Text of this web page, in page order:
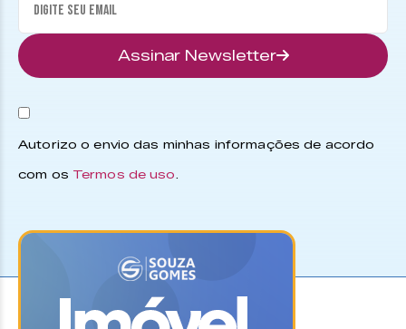
Assinar Newsletter
Autorizo o envio das minhas informações de acordo
com os Termos de uso